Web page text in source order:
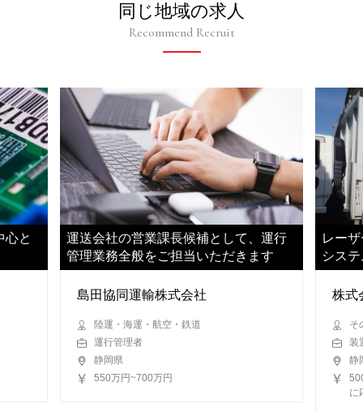
同じ地域の求人
Recommend Recruit
心と
運送会社の営業課長候補として、運行
管理業務全般をご担当いただきます
島田協同運輸株式会社
陸運・海運・航空・鉄道
運行管理者
静岡県
550万円~700万円
レー
シス
す
株式
そ
装
静
に